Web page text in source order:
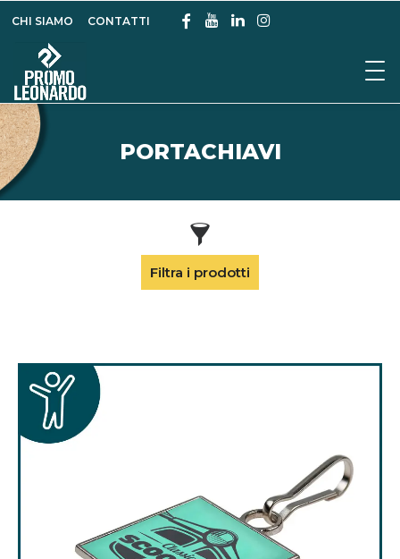
CHI SIAMO CONTATTI
PORTACHIAVI
Filtra i prodotti